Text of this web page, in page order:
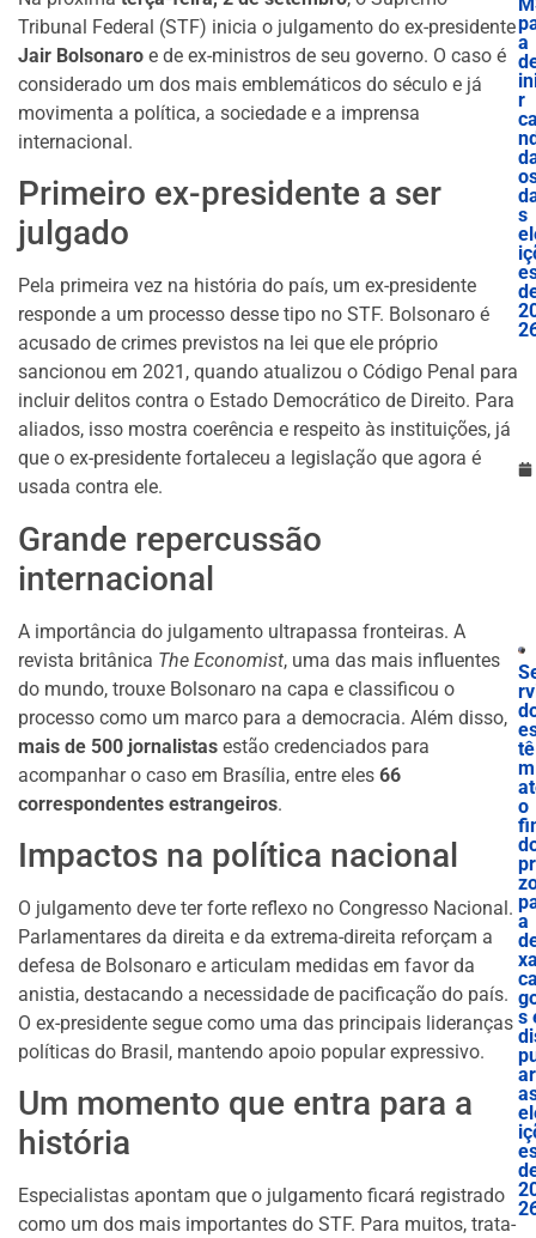
Tribunal Federal (STF) inicia o julgamento do ex-presidente
Jair Bolsonaro e de ex-ministros de seu governo. O caso é
considerado um dos mais emblemáticos do século e já
movimenta a política, a sociedade e a imprensa
internacional.
Primeiro ex-presidente a ser
julgado
Pela primeira vez na história do país, um ex-presidente
responde a um processo desse tipo no STF. Bolsonaro é
acusado de crimes previstos na lei que ele próprio
sancionou em 2021, quando atualizou o Código Penal para
incluir delitos contra o Estado Democrático de Direito. Para
aliados, isso mostra coerência e respeito às instituições, já
que o ex-presidente fortaleceu a legislação que agora é
usada contra ele.
Grande repercussão
internacional
A importância do julgamento ultrapassa fronteiras. A
revista britânica The Economist, uma das mais influentes
do mundo, trouxe Bolsonaro na capa e classificou o
processo como um marco para a democracia. Além disso,
mais de 500 jornalistas estão credenciados para
acompanhar o caso em Brasília, entre eles 66
correspondentes estrangeiros.
Impactos na política nacional
O julgamento deve ter forte reflexo no Congresso Nacional.
Parlamentares da direita e da extrema-direita reforçam a
defesa de Bolsonaro e articulam medidas em favor da
anistia, destacando a necessidade de pacificação do país.
O ex-presidente segue como uma das principais lideranças
políticas do Brasil, mantendo apoio popular expressivo.
Um momento que entra para a
história
Especialistas apontam que o julgamento ficará registrado
como um dos mais importantes do STF. Para muitos, trata-
a
r
s
tê
m
o
a
s
ar